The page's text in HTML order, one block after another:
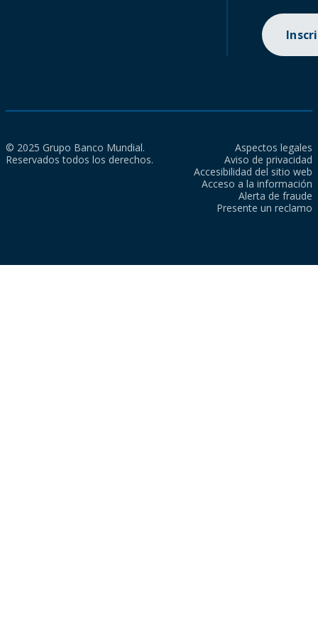
© 2025 Grupo Banco Mundial.
Reservados todos los derechos.
Aspectos legales
Aviso de privacidad
Accesibilidad del sitio web
Acceso a la información
Alerta de fraude
Presente un reclamo